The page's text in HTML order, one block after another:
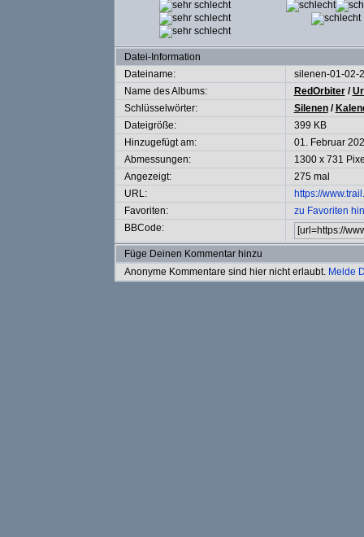
Datei-Information
Dateiname:
silenen-01-02-
Name des Albums:
RedOrbiter/
Schlüsselwörter:
Silenen/
Dateigröße:
399 KB
Hinzugefügt am:
01. Februar
Abmessungen:
1300 x 731
Angezeigt:
275 mal
URL:
https://
Favoriten:
zu Favoriten
BBCode:
Füge Deinen Kommentar hinzu
Anonyme Kommentare sind hier nicht erlaubt. Melde